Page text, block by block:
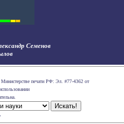
Семенов
Министерстве печати РФ: Эл. #77-4362 от